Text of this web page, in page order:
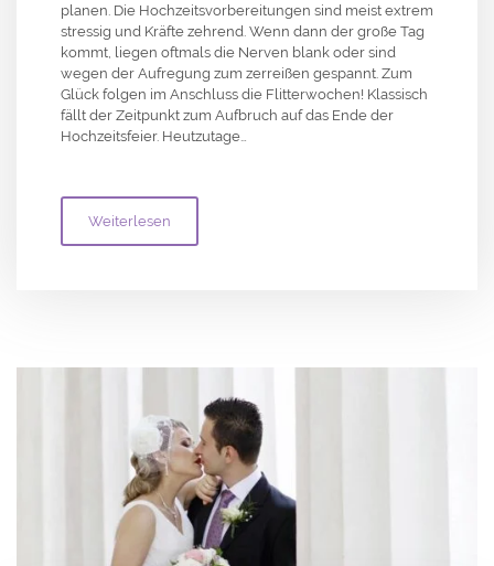
planen. Die Hochzeitsvorbereitungen sind meist extrem
stressig und Kräfte zehrend. Wenn dann der große Tag
kommt, liegen oftmals die Nerven blank oder sind
wegen der Aufregung zum zerreißen gespannt. Zum
Glück folgen im Anschluss die Flitterwochen! Klassisch
fällt der Zeitpunkt zum Aufbruch auf das Ende der
Hochzeitsfeier. Heutzutage…
Weiterlesen